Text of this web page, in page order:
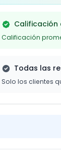
Calificación
Calificación
Todas las
Solo los clientes